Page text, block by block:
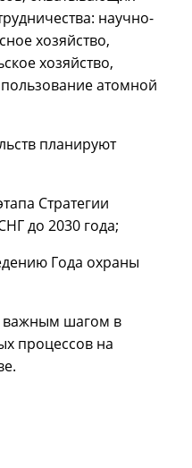
научно-
хозяйство,
хозяйство,
атомной
планируют
Стратегии
до 2030 года;
Года охраны
важным шагом в
процессов на